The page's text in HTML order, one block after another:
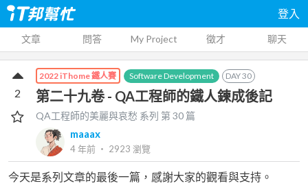
登入
文章 問答 My Project 徵才 聊天
2022 iThome 鐵人賽 Software Development DAY30
第二十九卷 - QA工程師的鐵人鍊成後記
QA工程師的美麗與哀愁 系列 第30 篇
maaax
4 年前 ‧ 2923 瀏覽
2
今天是系列文章的最後一篇，感謝大家的觀看與支持。